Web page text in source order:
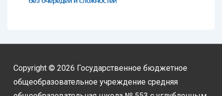
Copyright © 2026 Государственное бюджетное
общеобразовательное учреждение средняя